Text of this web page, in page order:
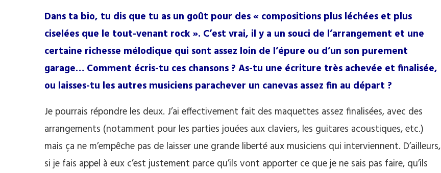
Dans ta bio, tu dis que tu as un goût pour des « compositions plus léchées et plus
ciselées que le tout­-venant rock ». C’est vrai, il y a un souci de l’arrangement et une
certaine richesse mélodique qui sont assez loin de l’épure ou d’un son purement
garage… Comment écris-tu ces chansons ? As-tu une écriture très achevée et finalisée,
ou laisses-tu les autres musiciens parachever un canevas assez fin au départ ?
Je pourrais répondre les deux. J’ai effectivement fait des maquettes assez finalisées, avec des
arrangements (notamment pour les parties jouées aux claviers, les guitares acoustiques, etc.)
mais ça ne m’empêche pas de laisser une grande liberté aux musiciens qui interviennent. D’ailleurs,
si je fais appel à eux c’est justement parce qu’ils vont apporter ce que je ne sais pas faire, qu’ils